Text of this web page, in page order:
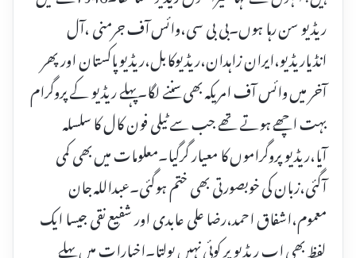
ریڈیو سن رہا ہوں۔بی بی سی،وائس آف جرمنی ،آل
انڈیاریڈیو،ایران زاہدان،ریڈیوکابل،ریڈیو پاکستان اور پھر
آخر میں وائس آف امریکہ بھی سننے لگا۔پہلے ریڈیو کے پروگرام
بہت اچھے ہوتے تھے جب سے ٹیلی فون کال کا سلسلہ
آیا،ریڈیو پروگراموں کا معیار گرگیا۔معلومات میں بھی کمی
آگئی،زبان کی خوبصورتی بھی ختم ہوگئی۔عبداللہ جان
معموم،اشفاق احمد،رضا علی عابدی اور شفیع نقی جیسا ایک
لفظ بھی اب ریڈیو پر کوئی نہیں بولتا۔اخبارات میں پہلے